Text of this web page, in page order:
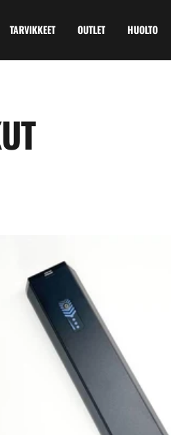
TARVIKKEET OUTLET HUOLTO